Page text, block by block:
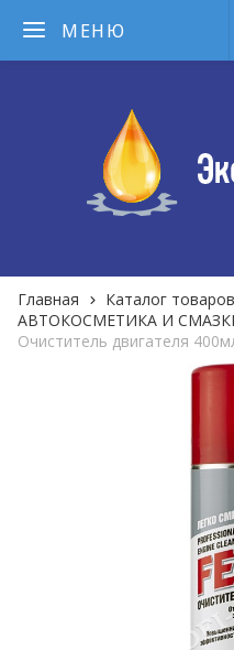
МЕНЮ
Главная
Каталог товаров
АВТОКОСМЕТИКА И
Очиститель двигателя